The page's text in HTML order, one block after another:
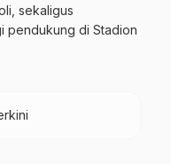
sekaligus
pendukung di Stadion